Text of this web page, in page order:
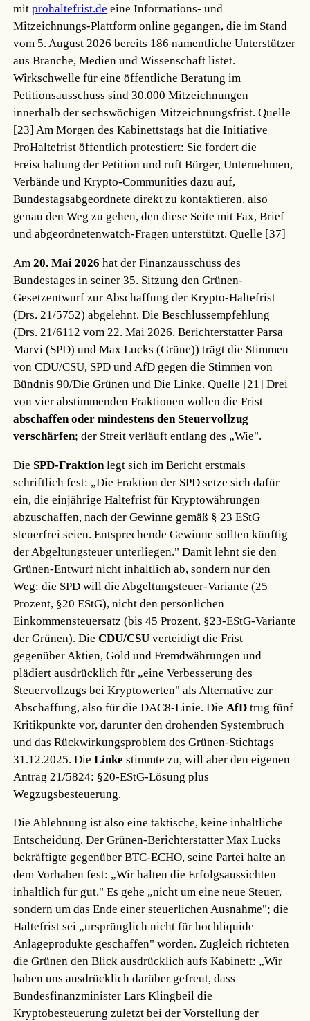
mitprohaltefrist.de eine Informations- und
Mitzeichnungs-Plattform online gegangen, die im Stand
vom 5. August 2026 bereits 186 namentliche Unterstützer
aus Branche, Medien und Wissenschaft listet.
Wirkschwelle für eine öffentliche Beratung im
Petitionsausschuss sind 30.000 Mitzeichnungen
innerhalb der sechswöchigen Mitzeichnungsfrist.Quelle
[23] Am Morgen des Kabinettstags hat die Initiative
ProHaltefrist öffentlich protestiert: Sie fordert die
Freischaltung der Petition und ruft Bürger, Unternehmen,
Verbände und Krypto-Communities dazu auf,
Bundestagsabgeordnete direkt zu kontaktieren, also
genau den Weg zu gehen, den diese Seite mit Fax, Brief
und abgeordnetenwatch-Fragen unterstützt.Quelle [37]
Am20. Mai 2026 hat der Finanzausschuss des
Bundestages in seiner 35. Sitzung den Grünen-
Gesetzentwurf zur Abschaffung der Krypto-Haltefrist
(Drs. 21/5752) abgelehnt. Die Beschlussempfehlung
(Drs. 21/6112 vom 22. Mai 2026, Berichterstatter Parsa
Marvi (SPD) und Max Lucks (Grüne)) trägt die Stimmen
von CDU/CSU, SPD und AfD gegen die Stimmen von
Bündnis 90/Die Grünen und Die Linke.Quelle [21] Drei
von vier abstimmenden Fraktionen wollen die Frist
abschaffen oder mindestens den Steuervollzug
verschärfen; der Streit verläuft entlang des „Wie".
DieSPD-Fraktion legt sich im Bericht erstmals
schriftlich fest: „Die Fraktion der SPD setze sich dafür
ein, die einjährige Haltefrist für Kryptowährungen
abzuschaffen, nach der Gewinne gemäß § 23 EStG
steuerfrei seien. Entsprechende Gewinne sollten künftig
der Abgeltungsteuer unterliegen." Damit lehnt sie den
Grünen-Entwurf nicht inhaltlich ab, sondern nur den
Weg: die SPD will die Abgeltungsteuer-Variante (25
Prozent, §20 EStG), nicht den persönlichen
Einkommensteuersatz (bis 45 Prozent, §23-EStG-Variante
der Grünen). DieCDU/CSU verteidigt die Frist
gegenüber Aktien, Gold und Fremdwährungen und
plädiert ausdrücklich für „eine Verbesserung des
Steuervollzugs bei Kryptowerten" als Alternative zur
Abschaffung, also für die DAC8-Linie. Die AfD trug fünf
Kritikpunkte vor, darunter den drohenden Systembruch
und das Rückwirkungsproblem des Grünen-Stichtags
31.12.2025. DieLinke stimmte zu, will aber den eigenen
Antrag 21/5824: §20-EStG-Lösung plus
Wegzugsbesteuerung.
Die Ablehnung ist also eine taktische, keine inhaltliche
Entscheidung. Der Grünen-Berichterstatter Max Lucks
bekräftigte gegenüber BTC-ECHO, seine Partei halte an
dem Vorhaben fest: „Wir halten die Erfolgsaussichten
inhaltlich für gut." Es gehe „nicht um eine neue Steuer,
sondern um das Ende einer steuerlichen Ausnahme"; die
Haltefrist sei „ursprünglich nicht für hochliquide
Anlageprodukte geschaffen" worden. Zugleich richteten
die Grünen den Blick ausdrücklich aufs Kabinett: „Wir
haben uns ausdrücklich darüber gefreut, dass
Bundesfinanzminister Lars Klingbeil die
Kryptobesteuerung zuletzt bei der Vorstellung der